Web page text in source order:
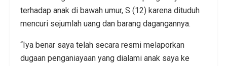
terhadap anak di bawah umur, S (12) karena dituduh
mencuri sejumlah uang dan barang dagangannya.
“Iya benar saya telah secara resmi melaporkan
dugaan penganiayaan yang dialami anak saya ke